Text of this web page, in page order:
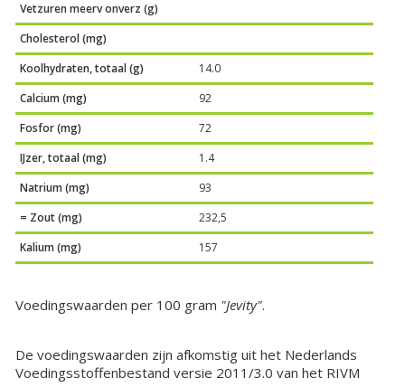
Vetzuren meerv onverz (g)
Cholesterol (mg)
Koolhydraten, totaal (g)
14.0
Calcium (mg)
92
Fosfor (mg)
72
IJzer, totaal (mg)
1.4
Natrium (mg)
93
= Zout (mg)
232,5
Kalium (mg)
157
Voedingswaarden per 100 gram "Jevity".
De voedingswaarden zijn afkomstig uit het Nederlands
Voedingsstoffenbestand versie 2011/3.0 van het RIVM